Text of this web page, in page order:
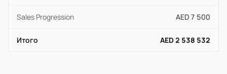
Sales Progression AED 7 500
Итого AED 2 538 532